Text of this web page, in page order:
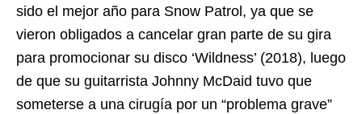
sido el mejor año para Snow Patrol, ya que se
vieron obligados a cancelar gran parte de su gira
para promocionar su disco ‘Wildness’ (2018), luego
de que su guitarrista Johnny McDaid tuvo que
someterse a una cirugía por un “problema grave”